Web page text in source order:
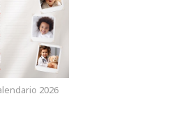
2026